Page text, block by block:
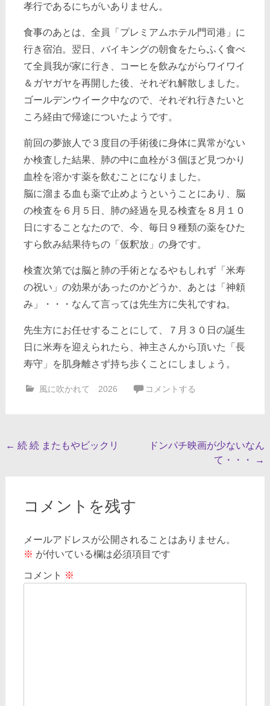
孝行であるにちがいありません。
食事のあとは、全員「プレミアムホテル門司港」に
行き宿泊。翌日、バイキングの朝食をたらふく食べ
て全員我が家に行き、コーヒを飲みながらワイワイ
＆ガヤガヤを再開した後、それぞれ解散しました。
ゴールデンウイーク中なので、それぞれ行きたいと
ころ経由で帰途についたようです。
前回の夢旅人で３度目の手術後に身体に異常がない
か検査した結果、肺の中に血栓が３個ほど見つかり
血栓を溶かす薬を飲むことになりました。
脳に溜まる血も薬で止めようということにあり、脳
の検査を６月５日、肺の経過を見る検査を８月１０
日にすることなたので、今、毎日９種類の薬をひた
すら飲み結果待ちの「仮釈放」の身です。
検査次第では脳と肺の手術となるやもしれず「米寿
の祝い」の効果があったのかどうか、あとは「神頼
み」・・・なんて言っては先生方に失礼ですね。
先生方にお任せすることにして、７月３０日の誕生
日に米寿を迎えられたら、神主さんから頂いた「長
寿守」を肌身離さず持ち歩くことにしましょう。
風に吹かれて 2026 コメントする
投
← 続 続 またもやビックリ
ドンパチ映画が少ないなん
て・・・
→
コメントを残す
メールアドレスが公開されることはありません。
※ が付いている欄は必須項目です
コメント ※